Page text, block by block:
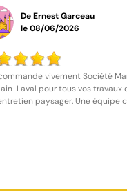
De Dd R
le 19/10/2025
! J’étais bloqué devant
soir, et le serrurier est
Travail rapide, propre, et
les yeux fermés !